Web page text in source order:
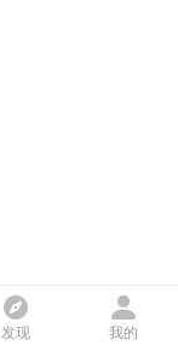
发现 我的